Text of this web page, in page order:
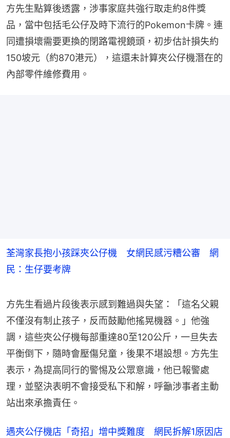
方先生點算後透露，涉事家庭共強行取走約8件獎
品，當中包括毛公仔及時下流行的Pokemon卡牌。連
同遭損壞需要更換的閉路電視鏡頭，初步估計損失約
150坡元（約870港元），這還未計算夾公仔機潛在的
內部零件維修費用。
荃灣家長抱小孩踩夾公仔機 女網民感污糟公審 網
民：生仔要考牌
方先生看過片段後表示感到難過與失望：「這名父親
不僅沒有制止孩子，反而鼓勵他搖晃機器。」他強
調，這些夾公仔機每部重達80至120公斤，一旦失去
平衡倒下，隨時會壓傷兒童，後果不堪設想。方先生
表示，為提高同行的警惕及公眾意識，他已報警處
理，並堅決表明不會接受私下和解，呼籲涉事者主動
站出來承擔責任。
遇夾公仔機店「奇招」增中獎難度 網民拆解1原因店